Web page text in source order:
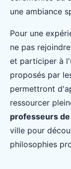
une ambiance
Pour une
ne pas
et participer à
proposés par
permettront
ressourcer
professeurs
ville pour
philosophies